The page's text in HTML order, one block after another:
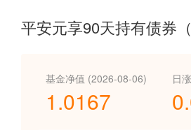
平安元享90天持有债券
基金净值 (2026-08-06)
1.0167
日